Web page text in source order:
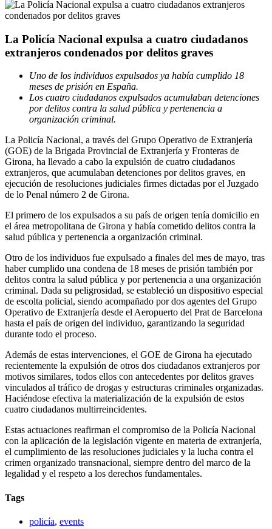
La Policía Nacional expulsa a cuatro ciudadanos
extranjeros condenados por delitos graves
Uno de los individuos expulsados ya había cumplido 18
meses de prisión en España.
Los cuatro ciudadanos expulsados acumulaban detenciones
por delitos contra la salud pública y pertenencia a
organización criminal.
La Policía Nacional, a través del Grupo Operativo de Extranjería
(GOE) de la Brigada Provincial de Extranjería y Fronteras de
Girona, ha llevado a cabo la expulsión de cuatro ciudadanos
extranjeros, que acumulaban detenciones por delitos graves, en
ejecución de resoluciones judiciales firmes dictadas por el Juzgado
de lo Penal número 2 de Girona.
El primero de los expulsados a su país de origen tenía domicilio en
el área metropolitana de Girona y había cometido delitos contra la
salud pública y pertenencia a organización criminal.
Otro de los individuos fue expulsado a finales del mes de mayo, tras
haber cumplido una condena de 18 meses de prisión también por
delitos contra la salud pública y por pertenencia a una organización
criminal. Dada su peligrosidad, se estableció un dispositivo especial
de escolta policial, siendo acompañado por dos agentes del Grupo
Operativo de Extranjería desde el Aeropuerto del Prat de Barcelona
hasta el país de origen del individuo, garantizando la seguridad
durante todo el proceso.
Además de estas intervenciones, el GOE de Girona ha ejecutado
recientemente la expulsión de otros dos ciudadanos extranjeros por
motivos similares, todos ellos con antecedentes por delitos graves
vinculados al tráfico de drogas y estructuras criminales organizadas.
Haciéndose efectiva la materialización de la expulsión de estos
cuatro ciudadanos multirreincidentes.
Estas actuaciones reafirman el compromiso de la Policía Nacional
con la aplicación de la legislación vigente en materia de extranjería,
el cumplimiento de las resoluciones judiciales y la lucha contra el
crimen organizado transnacional, siempre dentro del marco de la
legalidad y el respeto a los derechos fundamentales.
Tags
policía, events